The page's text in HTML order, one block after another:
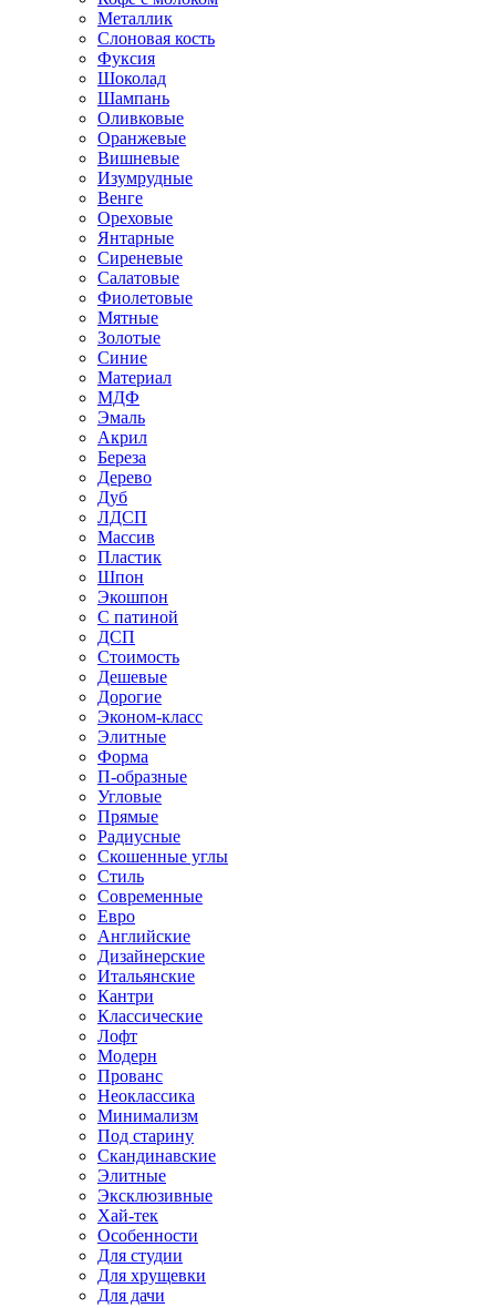
Металлик
Слоновая кость
Фуксия
Шоколад
Шампань
Оливковые
Оранжевые
Вишневые
Изумрудные
Венге
Ореховые
Янтарные
Сиреневые
Салатовые
Фиолетовые
Мятные
Золотые
Синие
Материал
МДФ
Эмаль
Акрил
Береза
Дерево
Дуб
ЛДСП
Массив
Пластик
Шпон
Экошпон
С патиной
ДСП
Стоимость
Дешевые
Дорогие
Эконом-класс
Элитные
Форма
П-образные
Угловые
Прямые
Радиусные
Скошенные углы
Стиль
Современные
Евро
Английские
Дизайнерские
Итальянские
Кантри
Классические
Лофт
Модерн
Прованс
Неоклассика
Минимализм
Под старину
Скандинавские
Элитные
Эксклюзивные
Хай-тек
Особенности
Для студии
Для хрущевки
Для дачи